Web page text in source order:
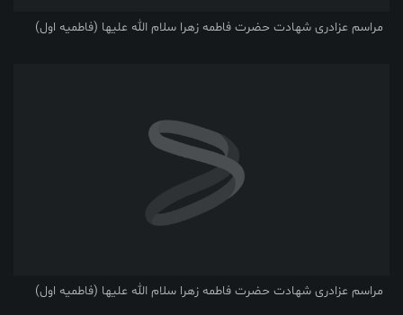
مراسم عزادری شهادت حضرت فاطمه زهرا سلام الله علیها (فاطمیه اول)
مراسم عزادری شهادت حضرت فاطمه زهرا سلام الله علیها (فاطمیه اول)